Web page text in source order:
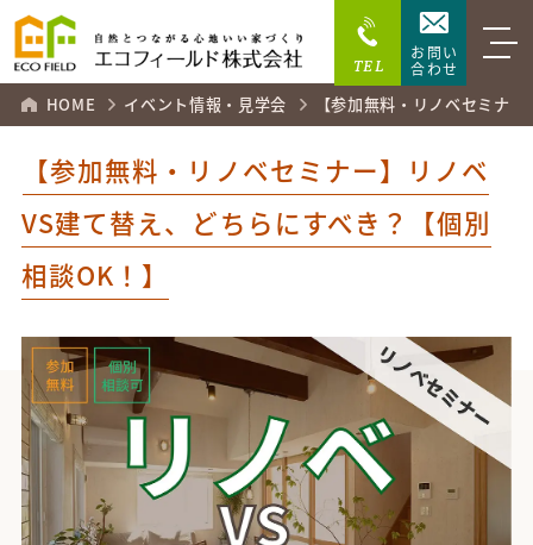
TEL
お問い
合わせ
HOME イベント情報・見学会 【参加無料・リノベセミナ
【参加無料・リノベセミナー】リノベ
VS建て替え、どちらにすべき？【個別
相談OK！】